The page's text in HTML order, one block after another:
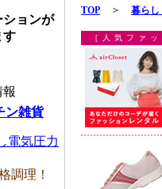
TOP ＞ 暮らし
［人気ファ